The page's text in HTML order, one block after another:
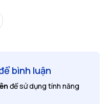
bình luận
để sử dụng tính năng